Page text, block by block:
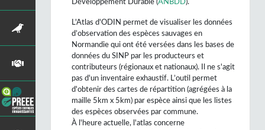
Développement Durable (ANBDD).
L'Atlas d'ODIN permet de visualiser les données
d’observation des espèces sauvages en
Normandie qui ont été versées dans les bases de
données du SINP par les producteurs et
contributeurs (régionaux et nationaux). Il ne s'agit
pas d'un inventaire exhaustif. L’outil permet
d'obtenir des cartes de répartition (agrégées à la
maille 5km x 5km) par espèce ainsi que les listes
des espèces observées par commune.
À l'heure actuelle, l'atlas concerne